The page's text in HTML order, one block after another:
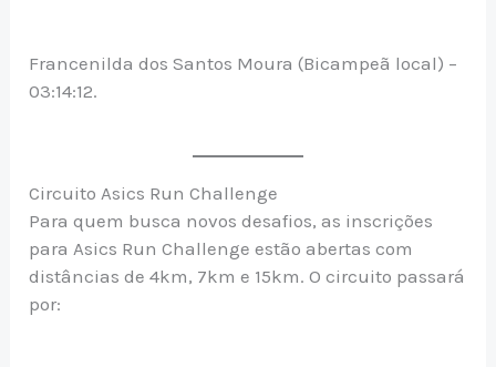
Francenilda dos Santos Moura (Bicampeã local) –
03:14:12.
Circuito Asics Run Challenge
Para quem busca novos desafios, as inscrições
para Asics Run Challenge estão abertas com
distâncias de 4km, 7km e 15km. O circuito passará
por: